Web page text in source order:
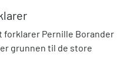
Pernille Borander
grunnen til de store